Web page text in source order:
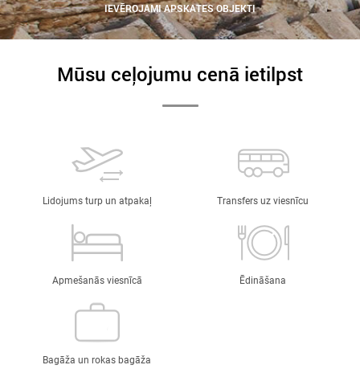
IEVĒROJAMI APSKATES OBJEKTI
Mūsu ceļojumu cenā ietilpst
Lidojums turp un atpakaļ Transfers uz viesnīcu
Apmešanās viesnīcā Ēdināšana
Bagāža un rokas bagāža